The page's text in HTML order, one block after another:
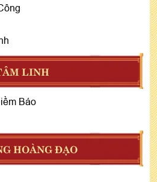
LINH
Báo
HOÀNG ĐẠO